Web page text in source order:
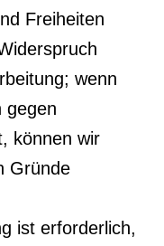
Freiheiten
wenn
gegen
können wir
Gründe
ist erforderlich,